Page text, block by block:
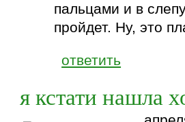
пальцами и в
пройдет. Ну, это
ответить
я кстати нашла